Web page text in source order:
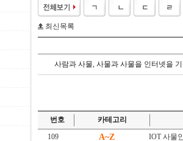
최신목록
사람과 사물, 사물과 사물을 인터넷을
번호
카테고리
109
A~Z
IOT 사물